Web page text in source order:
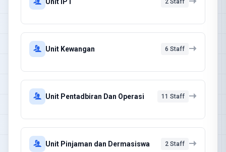
2 Staff
Unit Kewangan 6 Staff
Unit Pentadbiran Dan Operasi 11 Staff
Unit Pinjaman dan Dermasiswa 2 Staff